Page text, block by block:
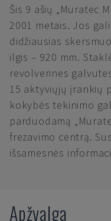
Šis 9 ašių „Muratec
2001 metais. Jos
didžiausias
ilgis – 920 mm.
revolverines
15 aktyviųjų įrankių
kokybės tekinimo
parduodamą
frezavimo centrą.
išsamesnės
Apžvalga